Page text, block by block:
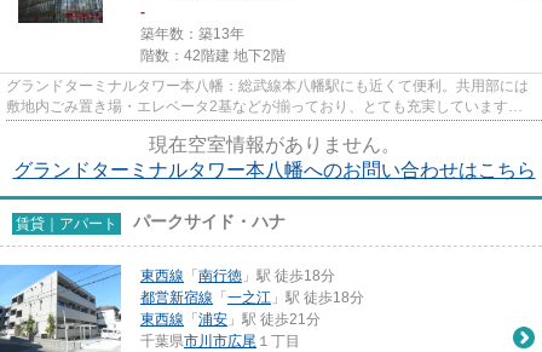
-
築年数：築13年
階数：42階建 地下2階
グランドターミナルタワー本八幡：総武線本八幡駅にも近くて便利。共用部には
敷地内ごみ置き場・エレベータ2基などが揃っており、とても充実しています。
現在空室情報がありません。
グランドターミナルタワー本八幡へのお問い合わせはこちら
賃貸｜アパート パークサイド・ハナ
東西線 「 南行徳 」駅 徒歩18分
都営新宿線 「 一之江 」駅 徒歩18分
東西線 「 浦安 」駅 徒歩21分
千葉県市川市広尾 １丁目